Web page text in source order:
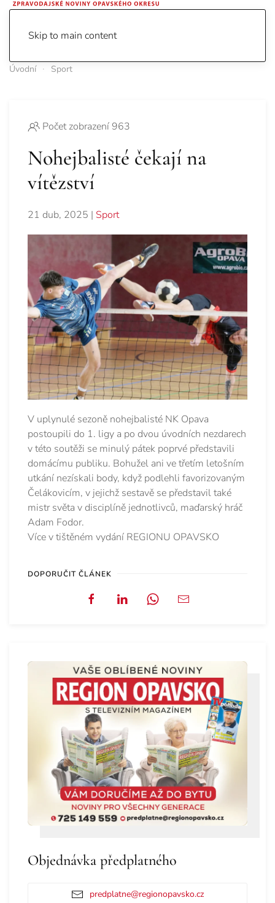
Skip to main content
Úvodní Sport
Počet zobrazení 963
Nohejbalisté čekají na
vítězství
21 dub, 2025 | Sport
V uplynulé sezoně nohejbalisté NK Opava
postoupili do 1. ligy a po dvou úvodních nezdarech
v této soutěži se minulý pátek poprvé představili
domácímu publiku. Bohužel ani ve třetím letošním
utkání nezískali body, když podlehli favorizovaným
Čelákovicím, v jejichž sestavě se představil také
mistr světa v disciplíně jednotlivců, maďarský hráč
Adam Fodor.
Více v tištěném vydání REGIONU OPAVSKO
DOPORUČIT ČLÁNEK
Objednávka předplatného
predplatne@regionopavsko.cz